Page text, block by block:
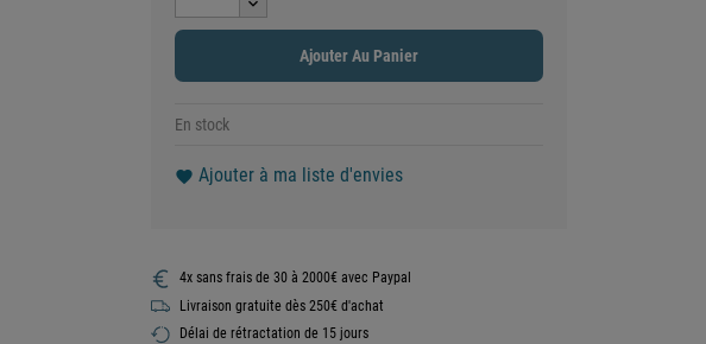
Ajouter Au Panier
En stock
favorite Ajouter à ma liste d'envies
4x sans frais de 30 à 2000€ avec Paypal
Livraison gratuite dès 250€ d'achat
Délai de rétractation de 15 jours